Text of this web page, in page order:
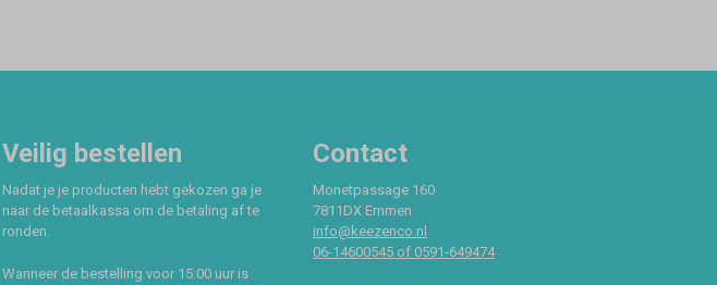
Veilig bestellen
Nadat je je producten hebt gekozen ga je
naar de betaalkassa om de betaling af te
ronden.
Wanneer de bestelling voor 15:00 uur is
Contact
Monetpassage 160
7811DX Emmen
info@keezenco.nl
06-14600545 of 0591-649474